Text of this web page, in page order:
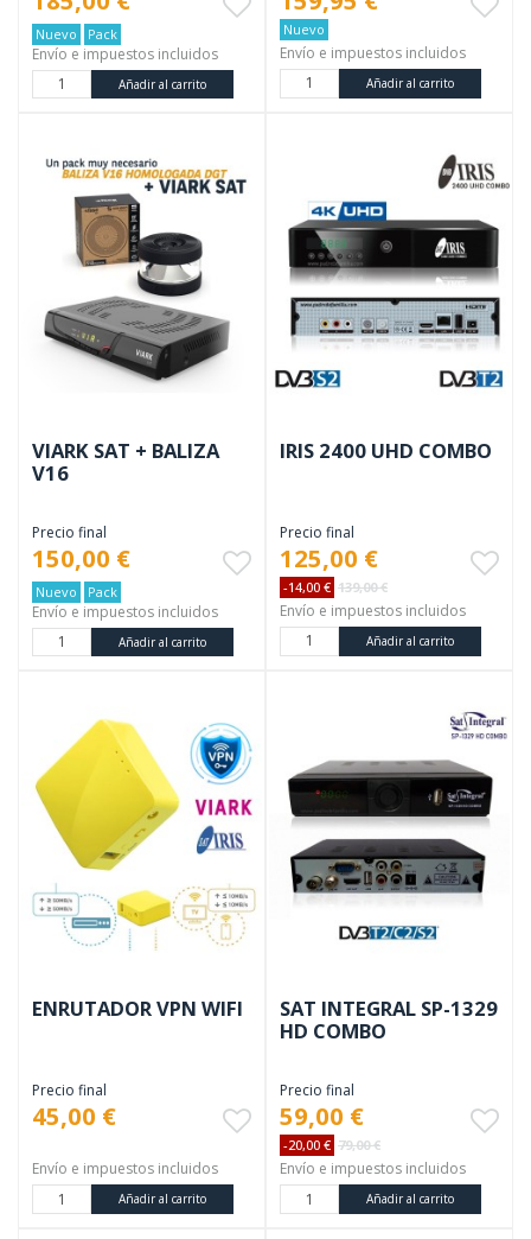
Nuevo Pack
Envío e impuestos incluidos
Añadir al carrito
Nuevo
Envío e impuestos incluidos
Añadir al carrito
VIARK SAT + BALIZA
V16
Precio final
150,00 €
Nuevo Pack
Envío e impuestos incluidos
Añadir al carrito
IRIS 2400 UHD COMBO
Precio final
125,00 €
-14,00 € 139,00 €
Envío e impuestos incluidos
Añadir al carrito
ENRUTADOR VPN WIFI
Precio final
45,00 €
Envío e impuestos incluidos
Añadir al carrito
SAT INTEGRAL SP-1329
HD COMBO
Precio final
59,00 €
-20,00 € 79,00 €
Envío e impuestos incluidos
Añadir al carrito